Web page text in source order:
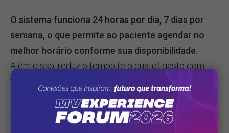
O sistema funciona 24 horas por dia, 7 dias por
semana, o que permite ao paciente agendar no
melhor horário conforme sua disponibilidade.
Além disso, reduz o tempo (e o custo) gasto com
telefonemas para as confirmações e avisos. Em
tempos de popularização de equipamentos
eletrônicos, como os smartphones e os notebooks,
isso se configura em ótima facilidade para se